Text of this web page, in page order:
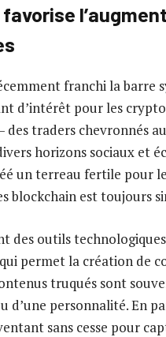
franchi la barre
d’intérêt pour les
traders chevronnés
horizons sociaux et
un terreau fertile pour
blockchain est toujours
des outils
permet la création de
truqués sont
personnalité. En
sans cesse pour